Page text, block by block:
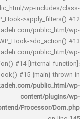
public_html/wp-
WP_Hook-
decokadeh.com/
WP_Hook-
decokadeh.com/
do_action() #14
#15
decokadeh.com/
Frontend/